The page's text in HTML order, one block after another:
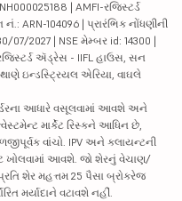
| AMFI-રજિસ્ટર્ડ
ARN-104096 | પ્રારંભિક નોંધણીની
07/2027 | NSE મેમ્બર id: 14300 |
ઍડ્રેસ - IIFL હાઉસ, સન
થાણે ઇન્ડસ્ટ્રિયલ એરિયા, વાઘલે
આધારે વસૂલવામાં આવશે અને
માર્કેટ રિસ્કને આધિન છે,
વાંચો. IPV અને ક્લાયન્ટની
ખોલવામાં આવશે. જો શેરનું વેચાણ/
શેર મહત્તમ 25 પૈસા બ્રોકરેજ
મર્યાદાને વટાવશે નહીં.